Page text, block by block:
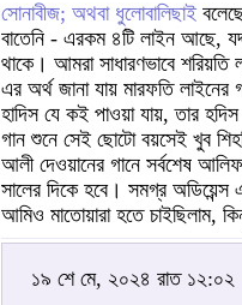
সোনাবীজ; অথবা ধুলোবালিছাই
বাতেনি - এরকম ৪টি লাইন আছে,
থাকে। আমরা সাধারণভাবে
এর অর্থ জানা যায় মারফতি
হাদিস যে কই পাওয়া যায়, তার
গান শুনে সেই ছোটো বয়সেই খুব
আলী দেওয়ানের গানে সর্বশেষ
সালের দিকে হবে। সমগ্র অডিয়েন্স
আমিও মাতোয়ারা হতে চাইছিলাম,
১৯ শে মে, ২০২৪ রাত ১২:০২